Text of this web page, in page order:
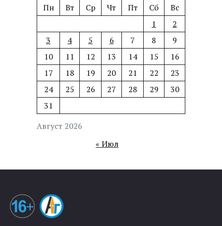
Август 2026
Пн Вт Ср Чт Пт Сб
Вс
1
2
3
4 5 6 7 8
9
10
11 12 13 14 15
16
17
18 19 20 21 22
23
24
25 26 27 28 29
30
31
« Июл